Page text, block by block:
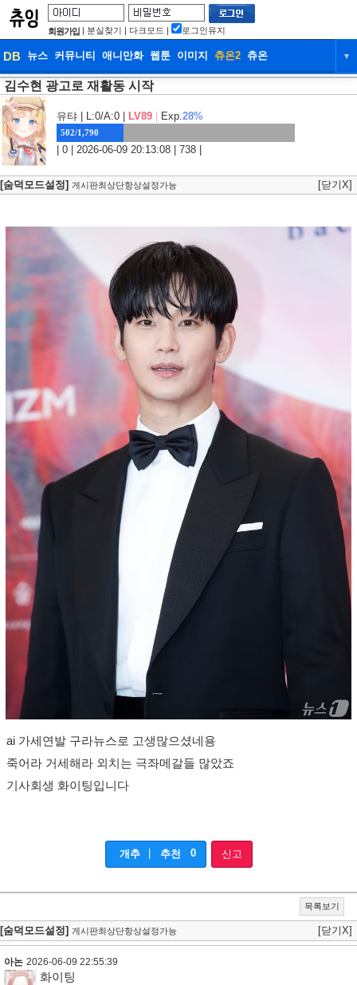
회원가입 | 분실찾기 | 다크모드 | 로그인유지
DB 뉴스 커뮤니티 애니만화 웹툰 이미지 츄온2 츄온 ▼
DB 뉴스
웹툰 이미지
김수현 광고로 재활동 시작
유탸 | L:0/A:0 | LV89 Exp.28%
502/1,790
| 0 | 2026-06-09 20:13:08 | 738 |
[숨덕모드설정] 게시판최상단항상설정가능 [닫기X]
ai 가세연발 구라뉴스로 고생많으셨네용
죽어라 거세해라 외치는 극좌메갈들 많았죠
기사회생 화이팅입니다
개추 추천 0 신고
목록보기
[숨덕모드설정] 게시판최상단항상설정가능 [닫기X]
아논 2026-06-09 22:55:39
화이팅